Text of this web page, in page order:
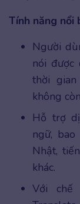
Tính năng nổi
Người
nói
thời
không
Hỗ trợ
ngữ,
Nhật,
khác.
Với chế